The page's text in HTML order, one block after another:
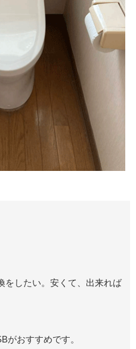
をしたい。安くて、出来れば
がおすすめです。